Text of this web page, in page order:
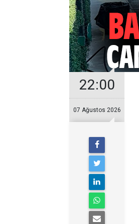
22:00
07 Ağustos 2026